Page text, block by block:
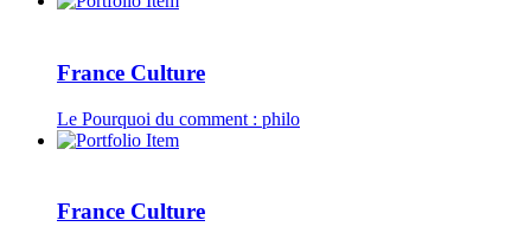
France Culture
Le Pourquoi du comment : philo
France Culture